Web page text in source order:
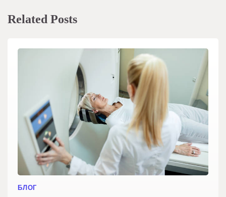
Related Posts
БЛОГ